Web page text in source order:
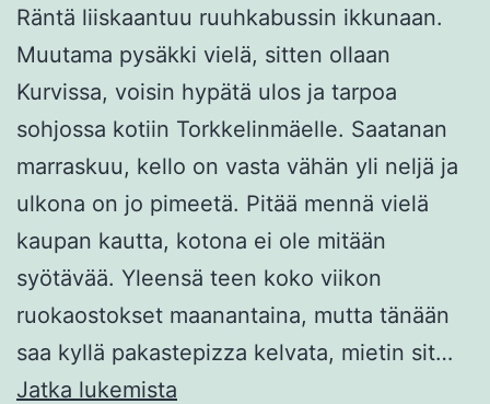
Räntä liiskaantuu ruuhkabussin ikkunaan.
Muutama pysäkki vielä, sitten ollaan
Kurvissa, voisin hypätä ulos ja tarpoa
sohjossa kotiin Torkkelinmäelle. Saatanan
marraskuu, kello on vasta vähän yli neljä ja
ulkona on jo pimeetä. Pitää mennä vielä
kaupan kautta, kotona ei ole mitään
syötävää. Yleensä teen koko viikon
ruokaostokset maanantaina, mutta tänään
saa kyllä pakastepizza kelvata, mietin sit…
Jatka lukemista